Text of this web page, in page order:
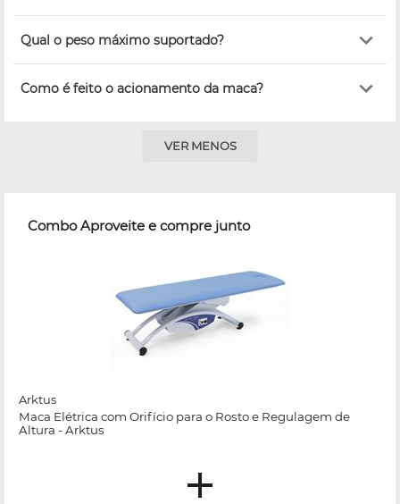
Qual o peso máximo suportado?
Como é feito o acionamento da maca?
VER MENOS
Combo Aproveite e compre junto
Arktus
Maca Elétrica com Orifício para o Rosto e Regulagem de
Altura - Arktus